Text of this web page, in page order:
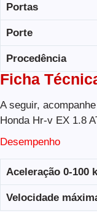
Portas
Porte
Procedência
Ficha
A seguir,
Honda Hr-v EX 1.8
Desempenho
Aceleração 0-100
Velocidade